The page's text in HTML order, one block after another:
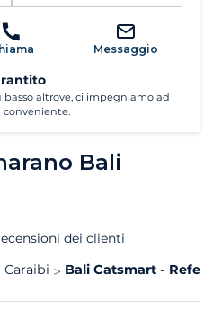
Bali
dei clienti
Bali Catsmart -
Messaggio
basso altrove, ci impegniamo ad
conveniente.